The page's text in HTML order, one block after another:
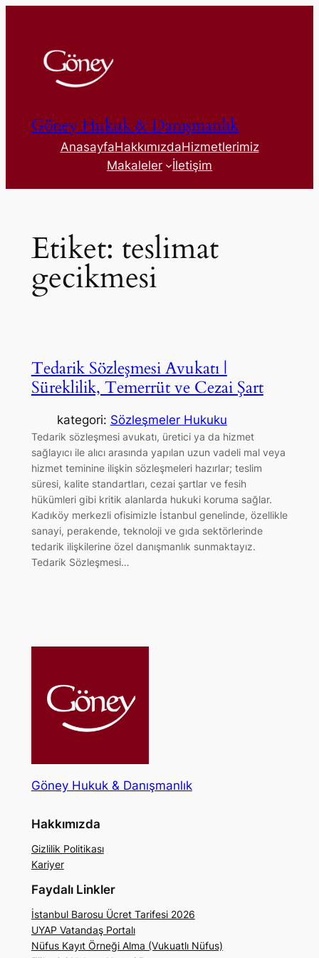
Göney Hukuk & Danışmanlık
AnasayfaHakkımızdaHizmetlerimiz
Makaleler
İletişim
Etiket: teslimat
gecikmesi
Tedarik Sözleşmesi Avukatı |
Süreklilik, Temerrüt ve Cezai Şart
kategori: Sözleşmeler Hukuku
Tedarik sözleşmesi avukatı, üretici ya da hizmet
sağlayıcı ile alıcı arasında yapılan uzun vadeli mal veya
hizmet teminine ilişkin sözleşmeleri hazırlar; teslim
süresi, kalite standartları, cezai şartlar ve fesih
hükümleri gibi kritik alanlarda hukuki koruma sağlar.
Kadıköy merkezli ofisimizle İstanbul genelinde, özellikle
sanayi, perakende, teknoloji ve gıda sektörlerinde
tedarik ilişkilerine özel danışmanlık sunmaktayız.
Tedarik Sözleşmesi…
Göney Hukuk & Danışmanlık
Hakkımızda
Gizlilik Politikası
Kariyer
Faydalı Linkler
İstanbul Barosu Ücret Tarifesi 2026
UYAP Vatandaş Portalı
Nüfus Kayıt Örneği Alma (Vukuatlı Nüfus)